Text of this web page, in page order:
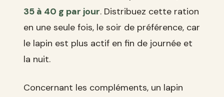
35 à 40 g par jour. Distribuez cette ration
en une seule fois, le soir de préférence, car
le lapin est plus actif en fin de journée et
la nuit.
Concernant les compléments, un lapin